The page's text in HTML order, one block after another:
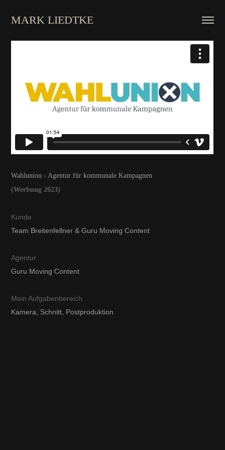
MARK LIEDTKE
Wahlunion - Agentur für kommunale Kampagnen
(Werbung 2023)
Kunde
Team Breitenfellner & Guru Moving Content
Agentur
Guru Moving Content
Mein Aufgabenbereich
Kamera, Schnitt, Postproduktion